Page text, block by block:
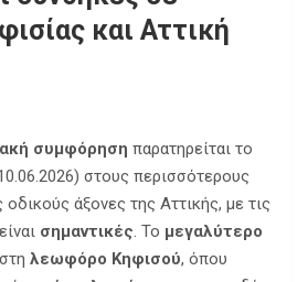
και Αττική
συμφόρηση παρατηρείται το
στους περισσότερους
άξονες της Αττικής, με τις
σημαντικές. Το μεγαλύτερο
λεωφόρο Κηφισού, όπου